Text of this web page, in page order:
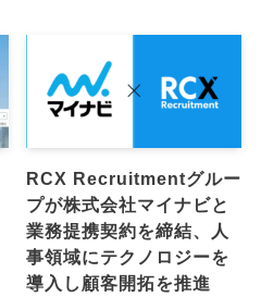
RCX Recruitmentグルー
プが株式会社マイナビと
業務提携契約を締結、人
事領域にテクノロジーを
導入し顧客開拓を推進